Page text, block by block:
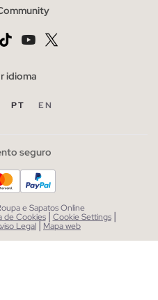
idioma
PT EN
seguro
e Sapatos Online
de Cookies | Cookie Settings |
Legal| Mapa web